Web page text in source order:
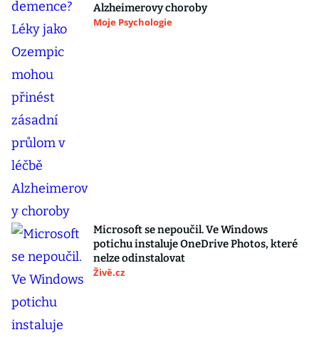
Alzheimerovy choroby
Moje Psychologie
Microsoft se nepoučil. Ve Windows
potichu instaluje OneDrive Photos, které
nelze odinstalovat
Živě.cz